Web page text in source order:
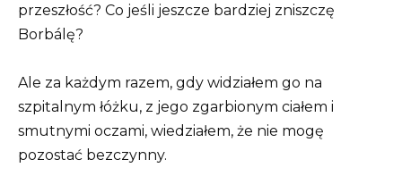
przeszłość? Co jeśli jeszcze bardziej zniszczę
Borbálę?
Ale za każdym razem, gdy widziałem go na
szpitalnym łóżku, z jego zgarbionym ciałem i
smutnymi oczami, wiedziałem, że nie mogę
pozostać bezczynny.